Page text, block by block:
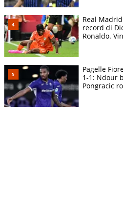
Real
record di
Ronaldo.
Pagelle
1-1: Ndour
Pongracic